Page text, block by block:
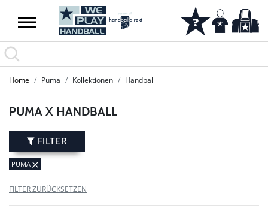
SUMMER SALE: SPARE BIS ZU 65%
Home Puma Kollektionen Handball
PUMA X HANDBALL
FILTER
PUMA
FILTER ZURÜCKSETZEN